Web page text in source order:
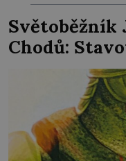
chlapečka s
draly blonďaté
dávných lidí
přičítají
podmínkám.
extrémně […]
Světoběžník
Chodů: